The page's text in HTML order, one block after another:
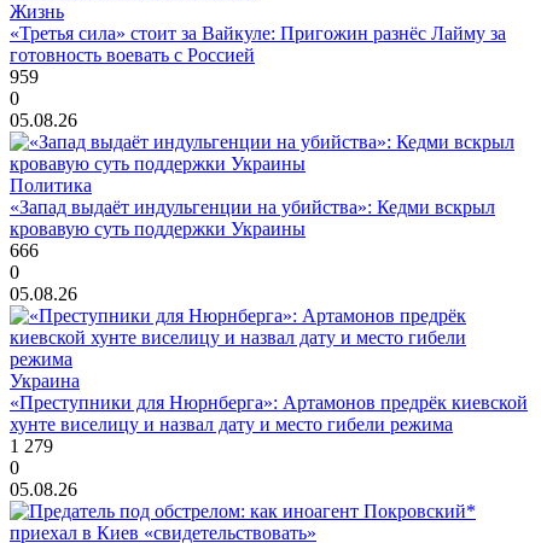
Жизнь
«Третья сила» стоит за Вайкуле: Пригожин разнёс Лайму за
готовность воевать с Россией
959
0
05.08.26
Политика
«Запад выдаёт индульгенции на убийства»: Кедми вскрыл
кровавую суть поддержки Украины
666
0
05.08.26
Украина
«Преступники для Нюрнберга»: Артамонов предрёк киевской
хунте виселицу и назвал дату и место гибели режима
1 279
0
05.08.26